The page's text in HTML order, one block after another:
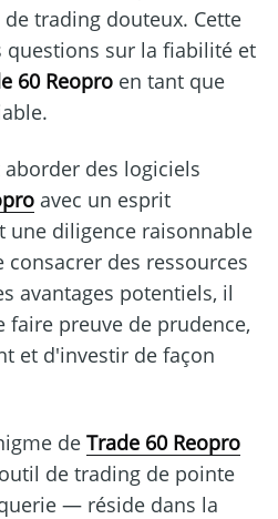
trading douteux. Cette
questions sur la fiabilité et
60 Reopro en tant que
des logiciels
avec un esprit
une diligence raisonnable
des ressources
avantages potentiels, il
faire preuve de prudence,
et d'investir de façon
de Trade 60 Reopro
de trading de pointe
— réside dans la